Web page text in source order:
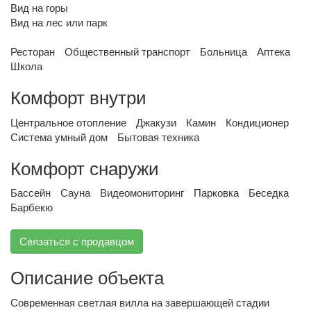
Вид на горы
Вид на лес или парк
Ресторан Общественный транспорт Больница
Аптека
Школа
Комфорт внутри
Центральное отопление Джакузи Камин
Кондиционер
Система умный дом
Бытовая техника
Комфорт снаружи
Бассейн Сауна Видеомониторинг Парковка
Беседка
Барбекю
Связаться с продавцом
Описание объекта
Современная светлая вилла на завершающей стадии